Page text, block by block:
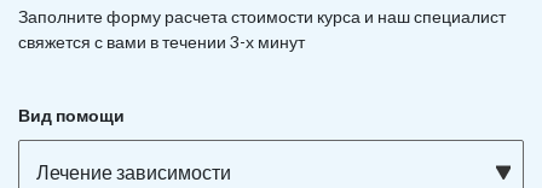
Заполните форму расчета стоимости курса и наш специалист
свяжется с вами в течении 3-х минут
Вид помощи
Лечение зависимости